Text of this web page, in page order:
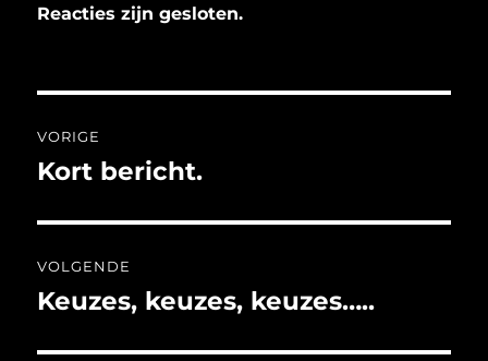
Reacties zijn gesloten.
navigatie
VORIGE
Vorig
Kort bericht.
VOLGENDE
Volgend
Keuzes, keuzes, keuzes…..